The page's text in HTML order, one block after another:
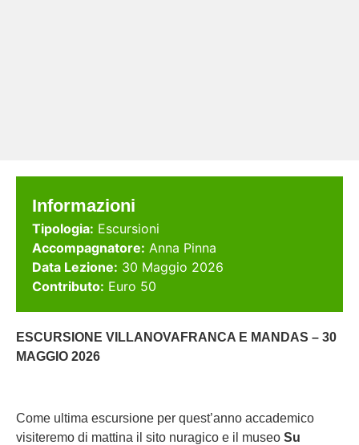
Informazioni
Tipologia: Escursioni
Accompagnatore: Anna Pinna
Data Lezione: 30 Maggio 2026
Contributo: Euro 50
ESCURSIONE VILLANOVAFRANCA E MANDAS – 30
MAGGIO 2026
Come ultima escursione per quest’anno accademico
visiteremo di mattina il sito nuragico e il museo Su